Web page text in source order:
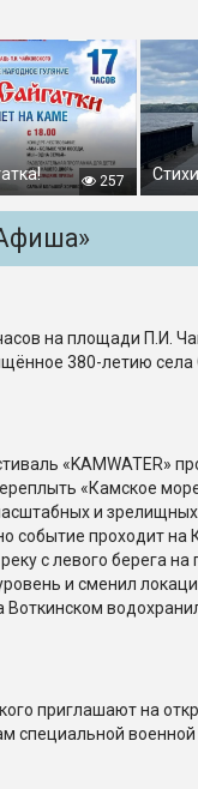
257
на площади П.И.
380-летию села
«KAMWATER»
«Камское
и
событие проходит на
с левого берега на
и сменил
Воткинском
приглашают на
специальной военной